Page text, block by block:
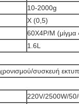
10-2000g
Χ (0,5)
60X4P/M (μίγμα
1.6L
συσκευή
220V/2500W/